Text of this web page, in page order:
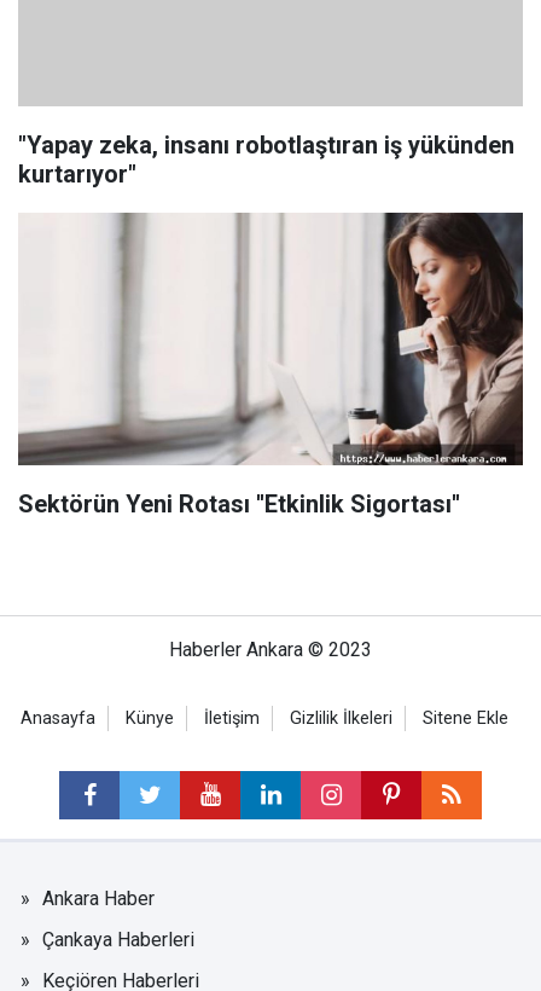
"Yapay zeka, insanı robotlaştıran iş yükünden
kurtarıyor"
Sektörün Yeni Rotası ''Etkinlik Sigortası''
Haberler Ankara © 2023
Anasayfa Künye İletişim Gizlilik İlkeleri Sitene Ekle
Ankara Haber
Çankaya Haberleri
Keçiören Haberleri